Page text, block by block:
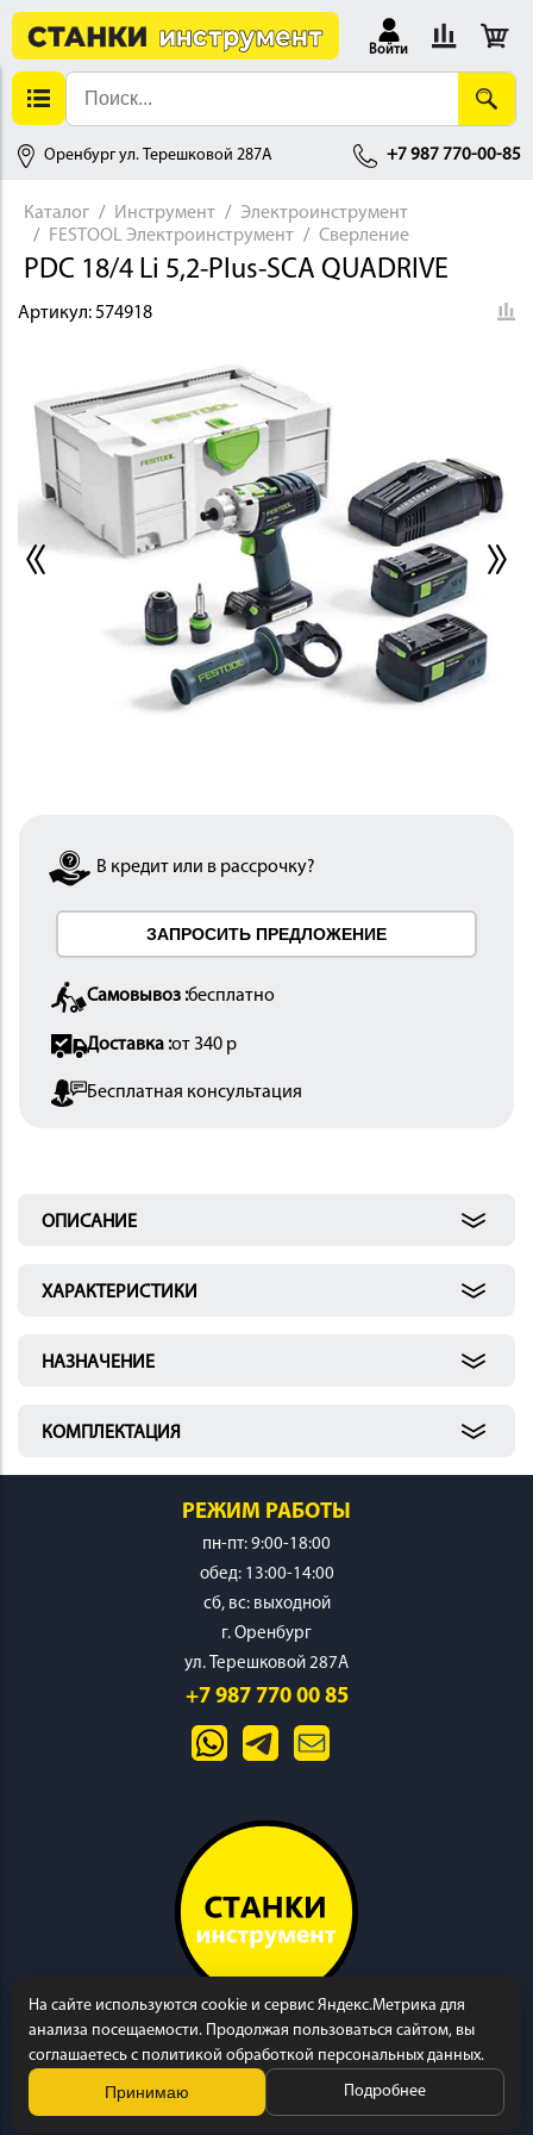
Войти
Оренбург ул. Терешковой 287А +7 987 770-00-85
ДЕРЕВООБРАБОТКА
Каталог Инструмент
Электроинструмент
FESTOOL Электроинструмент
Сверление
PDC 18/4 Li 5,2-Plus-SCA QUADRIVE
Артикул:574918
В кредит или в рассрочку?
ЗАПРОСИТЬ ПРЕДЛОЖЕНИЕ
Самовывоз :бесплатно
Доставка :от 340 р
Бесплатная консультация
ОПИСАНИЕ
ХАРАКТЕРИСТИКИ
НАЗНАЧЕНИЕ
КОМПЛЕКТАЦИЯ
РЕЖИМ РАБОТЫ
пн-пт: 9:00-18:00
обед: 13:00-14:00
cб, вс: выходной
г. Оренбург
ул. Терешковой 287А
+7 987 770 00 85
На сайте используются cookie и сервис Яндекс.Метрика для
анализа посещаемости. Продолжая пользоваться сайтом, вы
соглашаетесь с политикой обработкой персональных данных.
Принимаю Подробнее